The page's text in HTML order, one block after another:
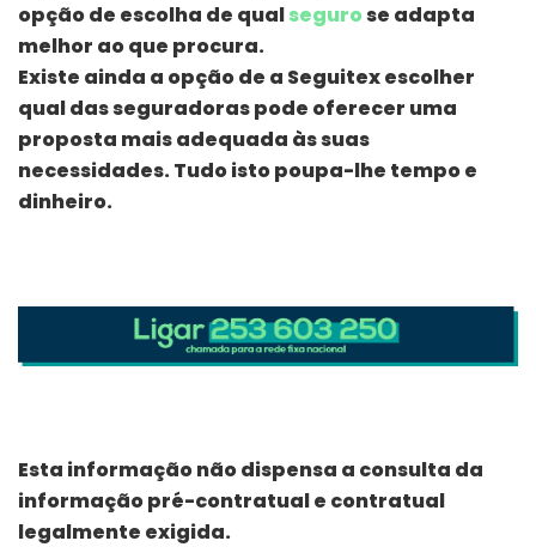
opção de escolha de qualsegurose adapta
melhor ao que procura.
Existe ainda a opção de a Seguitex escolher
qual das seguradoras pode oferecer uma
proposta mais adequada às suas
necessidades. Tudo isto poupa-lhe tempo e
dinheiro.
Esta informação não dispensa a consulta da
informação pré-contratual e contratual
legalmente exigida.